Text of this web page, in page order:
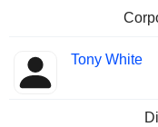
Tony White